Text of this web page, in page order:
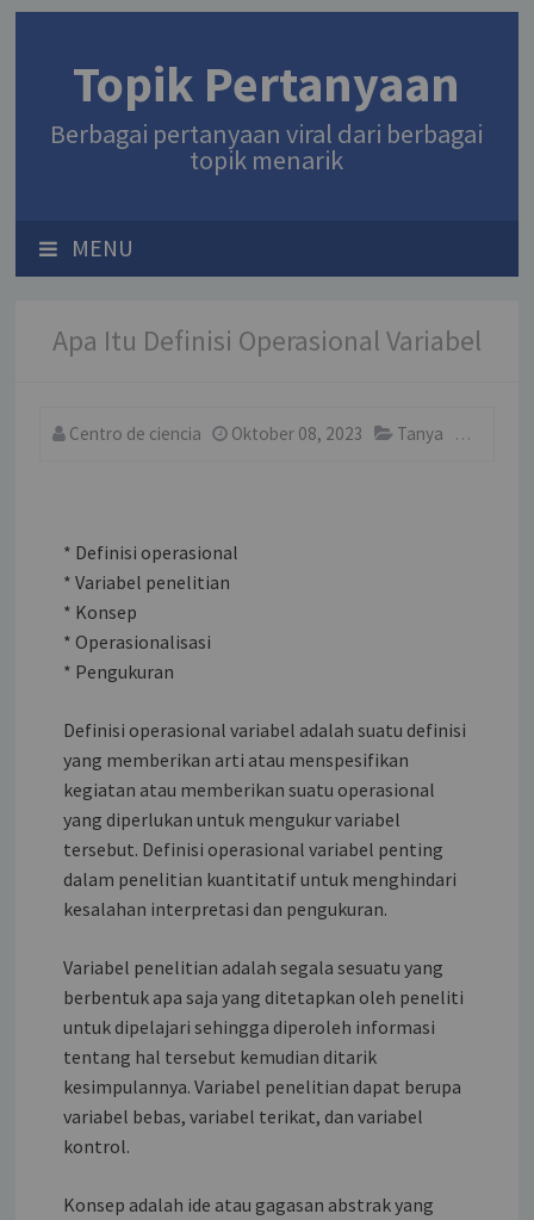
Topik Pertanyaan
Berbagai pertanyaan viral dari berbagai
topik menarik
MENU
Apa Itu Definisi Operasional Variabel
Centro de ciencia Oktober 08, 2023 Tanya
* Definisi operasional
* Variabel penelitian
* Konsep
* Operasionalisasi
* Pengukuran
Definisi operasional variabel adalah suatu definisi
yang memberikan arti atau menspesifikan
kegiatan atau memberikan suatu operasional
yang diperlukan untuk mengukur variabel
tersebut. Definisi operasional variabel penting
dalam penelitian kuantitatif untuk menghindari
kesalahan interpretasi dan pengukuran.
Variabel penelitian adalah segala sesuatu yang
berbentuk apa saja yang ditetapkan oleh peneliti
untuk dipelajari sehingga diperoleh informasi
tentang hal tersebut kemudian ditarik
kesimpulannya. Variabel penelitian dapat berupa
variabel bebas, variabel terikat, dan variabel
kontrol.
Konsep adalah ide atau gagasan abstrak yang